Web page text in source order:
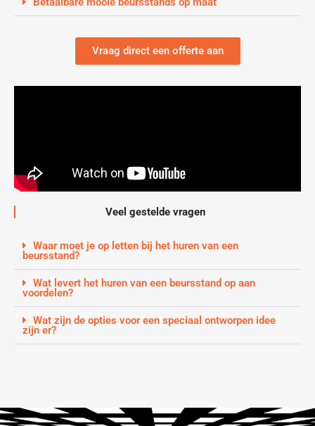
Vraag direct een offerte aan
Veel gestelde vragen
Waar moet je op letten bij het huren van een
beursstand?
Wat levert het huren van een beursstand op aan
voordelen?
Wat zijn de opties voor een speciaal ontworpen idee
zijn er?